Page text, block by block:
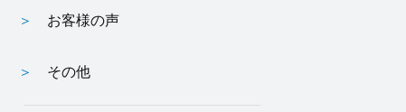
お客様の声
その他